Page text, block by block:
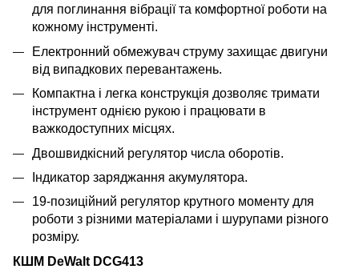
для поглинання вібрації та комфортної роботи на
кожному інструменті.
Електронний обмежувач струму захищає двигуни
від випадкових перевантажень.
Компактна і легка конструкція дозволяє тримати
інструмент однією рукою і працювати в
важкодоступних місцях.
Двошвидкісний регулятор числа оборотів.
Індикатор заряджання акумулятора.
19-позиційний регулятор крутного моменту для
роботи з різними матеріалами і шурупами різного
розміру.
КШМ DeWalt DCG413